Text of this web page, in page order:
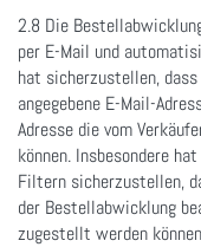
2.8 Die
per E-Mail und
hat sicherzustellen,
angegebene E-Mail-
Adresse die vom
können. Insbesondere
Filtern sicherzustellen,
der Bestellabwicklung
zugestellt werden